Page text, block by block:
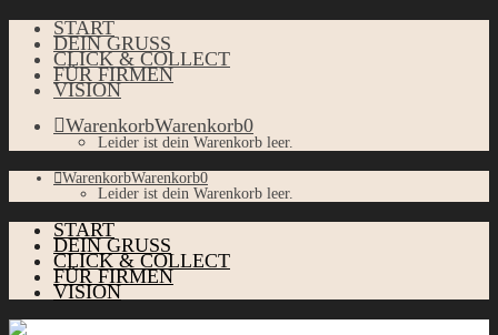
START
DEIN GRUSS
CLICK & COLLECT
FÜR FIRMEN
VISION
WarenkorbWarenkorb0
Leider ist dein Warenkorb leer.
WarenkorbWarenkorb0
Leider ist dein Warenkorb leer.
START
DEIN GRUSS
CLICK & COLLECT
FÜR FIRMEN
VISION